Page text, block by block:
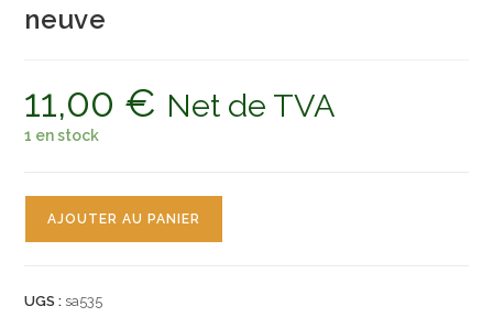
neuve
11,00 € Net de TVA
1 en stock
AJOUTER AU PANIER
UGS : sa535